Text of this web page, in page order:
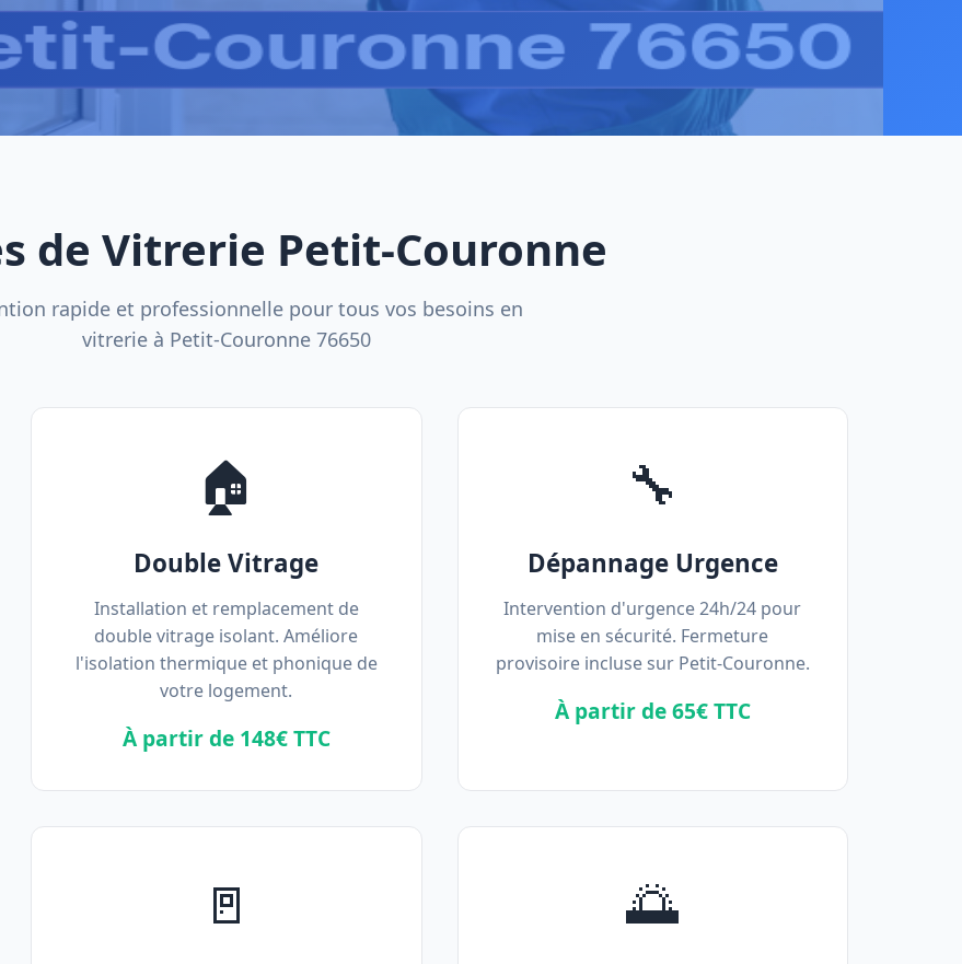
de Vitrerie Petit-Couronne
rapide et professionnelle pour tous vos besoins en
vitrerie à Petit-Couronne 76650
🏠
Double Vitrage
Installation et remplacement de
double vitrage isolant. Améliore
l'isolation thermique et phonique de
votre logement.
À partir de 148€ TTC
🔧
Dépannage Urgence
Intervention d'urgence 24h/24 pour
mise en sécurité. Fermeture
provisoire incluse sur Petit-Couronne.
À partir de 65€ TTC
🚪 🌅